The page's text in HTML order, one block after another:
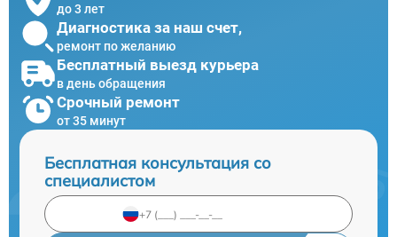
до 3 лет
Диагностика за наш счет,
ремонт по желанию
Бесплатный выезд курьера
в день обращения
Срочный ремонт
от 35 минут
Бесплатная консультация со
специалистом